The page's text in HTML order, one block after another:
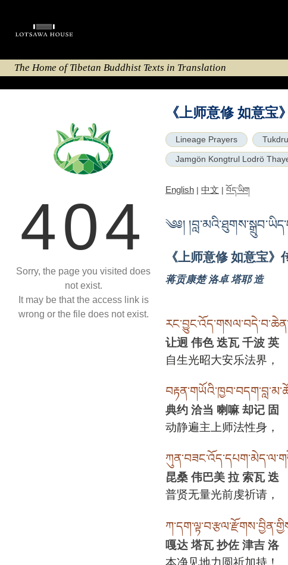
The Home of Tibetan Buddhist Texts in Translation
404
Sorry, the page you visited does
not exist.
It may be that the access link is
wrong or the file does not exist.
《上师意修 如意宝
Lineage Prayers
Jamgön Kongtrul Lodrö
English | 中文 | བོད་ཡིག
༄༅།
《上师意修 如意宝
蒋贡康楚 洛卓 塔耶 造
让迥 伟色 迭瓦 千波 英
自生光昭大安乐法界，
典约 洽当 喇嘛 却记 固
动静遍主上师法性身，
昆桑 伟巴美 拉 索瓦 迭
普贤无量光前虔祈请，
嘎达 塔瓦 抄佐 津吉 洛
本净见地力圆祈加持！